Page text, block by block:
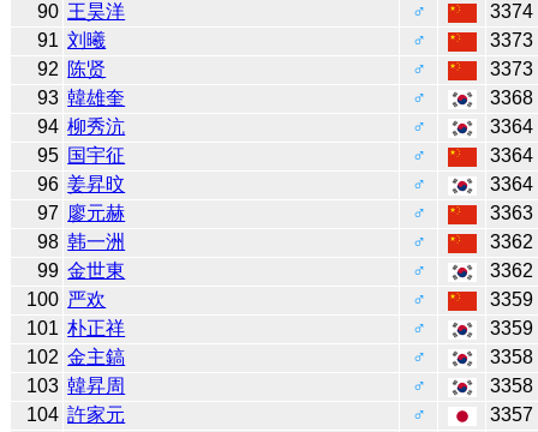
90 王昊洋 ♂
3374
91 刘曦 ♂
3373
92 陈贤 ♂
3373
93 韓雄奎 ♂
3368
94 柳秀沆 ♂
3364
95 国宇征 ♂
3364
96 姜昇旼 ♂
3364
97
廖元赫 ♂
3363
98 韩一洲 ♂
3362
99 金世東 ♂
3362
100 严欢 ♂
3359
101 朴正祥 ♂
3359
102 金主鎬 ♂
3358
103 韓昇周 ♂
3358
104 許家元 ♂
3357